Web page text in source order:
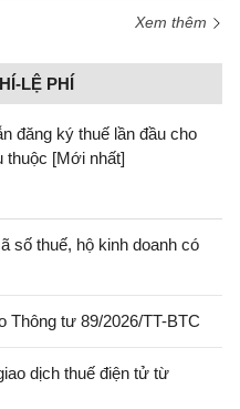
Xem thêm
LỆ PHÍ
đăng ký thuế lần đầu cho
thuộc [Mới nhất]
số thuế, hộ kinh doanh có
Thông tư 89/2026/TT-BTC
dịch thuế điện tử từ